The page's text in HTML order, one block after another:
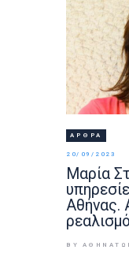
ΆΡΘΡΑ
20/09/2023
Μαρία
Αθήνας.
BY